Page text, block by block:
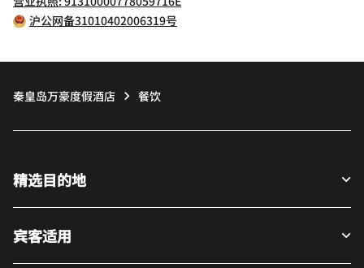
沪公网备31010402006319号
秦皇岛万豪度假酒店 餐饮
精选目的地
宾客适用